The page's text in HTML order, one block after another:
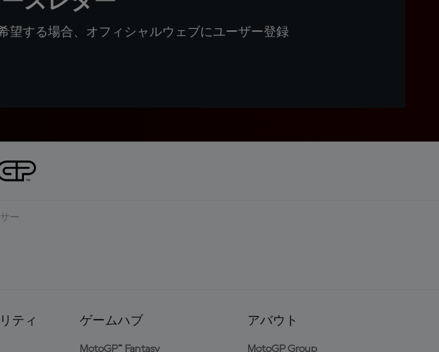
望する場合、オフィシャルウェブにユーザー登録
ー
ティ ゲームハブ
MotoGP™ Fantasy
アバウト
MotoGP Group